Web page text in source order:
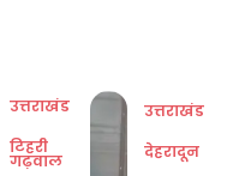
उत्तराखंड
टिहरी
गढ़वाल
उत्तराखंड
देहरादून